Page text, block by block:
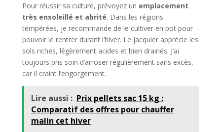
Pour réussir sa culture, prévoyez un emplacement
très ensoleillé et abrité. Dans les régions
tempérées, je recommande de le cultiver en pot pour
pouvoir le rentrer durant l’hiver. Le jacquier apprécie les
sols riches, légèrement acides et bien drainés. J’ai
toujours pris soin d’arroser régulièrement sans excès,
car il craint l’engorgement.
Lire aussi : Prix pellets sac 15 kg :
Comparatif des offres pour chauffer
malin cet hiver​